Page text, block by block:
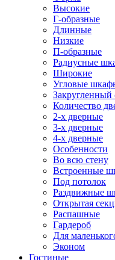
Высокие
Г-образные
Длинные
Низкие
П-образные
Радиусные
Широкие
Угловые
Закругленный
Количество
2-х дверные
3-х дверные
4-х дверные
Особенности
Во всю стену
Встроенные
Под потолок
Раздвижные
Открытая
Распашные
Гардероб
Для
Эконом
Гостиные